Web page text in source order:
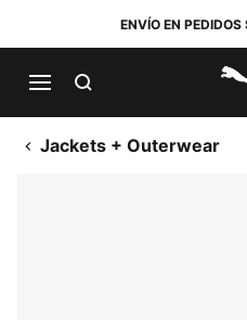
ENVÍO EN
Jackets + Outerwear